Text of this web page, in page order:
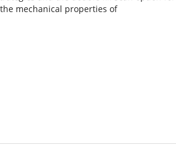
mechanical properties of